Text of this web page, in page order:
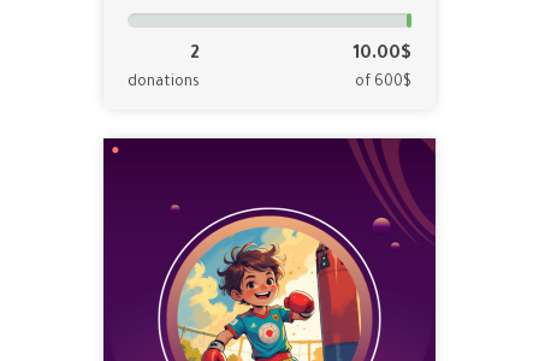
10.00$
of 600$
2
donations